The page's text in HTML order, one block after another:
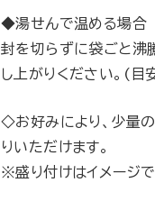
◆湯せんで温める場合
封を切らずに袋ごと沸
し上がりください。(
◇お好みにより、少量
りいただけます。
※盛り付けはイメージで